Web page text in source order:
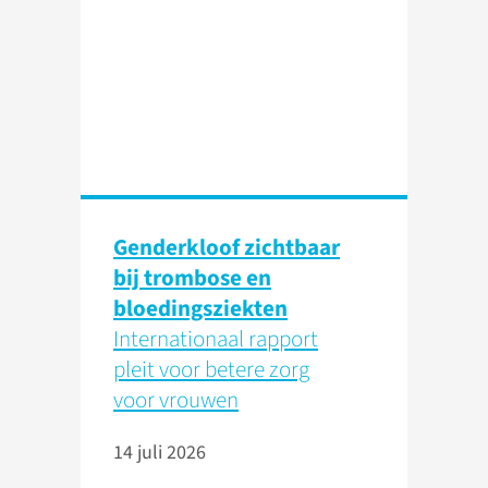
Genderkloof zichtbaar
bij trombose en
bloedingsziekten
Internationaal rapport
pleit voor betere zorg
voor vrouwen
14 juli 2026